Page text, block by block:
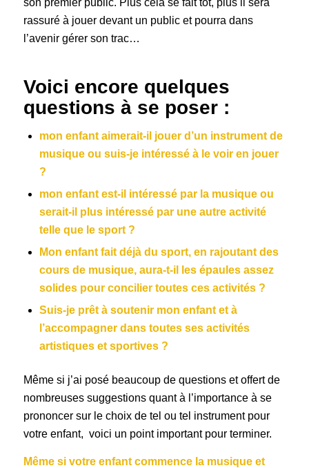
son premier public. Plus cela se fait tôt, plus il sera
rassuré à jouer devant un public et pourra dans
l’avenir gérer son trac…
Voici encore quelques
questions à se poser :
mon enfant aimerait-il jouer d’un instrument de
musique ou suis-je intéressé à le voir en jouer
?
mon enfant est-il intéressé par la musique ou
serait-il plus intéressé par une autre activité
telle que le sport ?
Mon enfant fait déjà du sport, en rajoutant des
cours de musique, aura-t-il les épaules assez
solides pour concilier toutes ces activités ?
Suis-je prêt à soutenir mon enfant et à
l’accompagner dans toutes ses activités
artistiques et sportives ?
Même si j’ai posé beaucoup de questions et offert de
nombreuses suggestions quant à l’importance à se
prononcer sur le choix de tel ou tel instrument pour
votre enfant, voici un point important pour terminer.
Même si votre enfant commence la musique et